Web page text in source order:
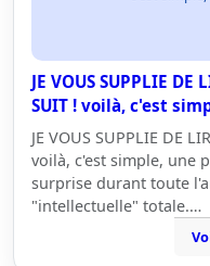
JE VOUS SUPPLIE DE
SUIT ! voilà, c'est
JE VOUS SUPPLIE DE
voilà, c'est simple, une
surprise durant toute
"intellectuelle" totale.…